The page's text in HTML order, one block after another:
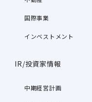
国際事業
インベストメント
IR/投資家情報
中期経営計画